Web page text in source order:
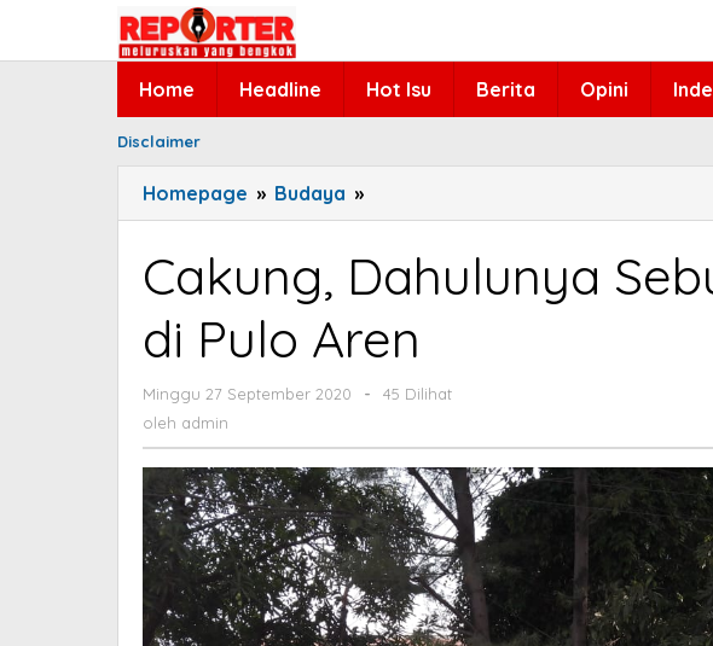
Home Headline Hot Isu Berita Opini
Disclaimer
Homepage » Budaya »
Dahulunya
Sebuah
Bentengan
Pulo
Cakung, Dahulunya
di Pulo Aren
Minggu 27 September 2020
oleh
-
45 Dilihat
oleh admin